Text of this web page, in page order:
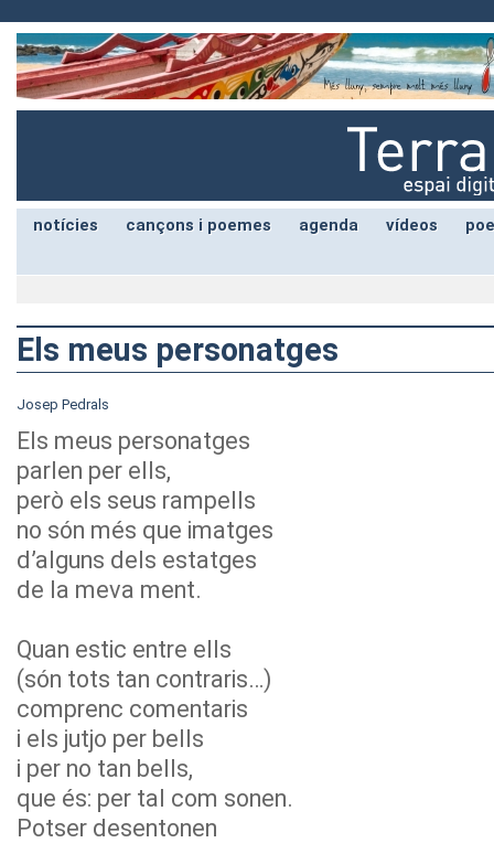
notícies cançons i poemes agenda vídeos
Els meus personatges
Josep Pedrals
Els meus personatges
parlen per ells,
però els seus rampells
no són més que imatges
d’alguns dels estatges
de la meva ment.
Quan estic entre ells
(són tots tan contraris…)
comprenc comentaris
i els jutjo per bells
i per no tan bells,
que és: per tal com sonen.
Potser desentonen